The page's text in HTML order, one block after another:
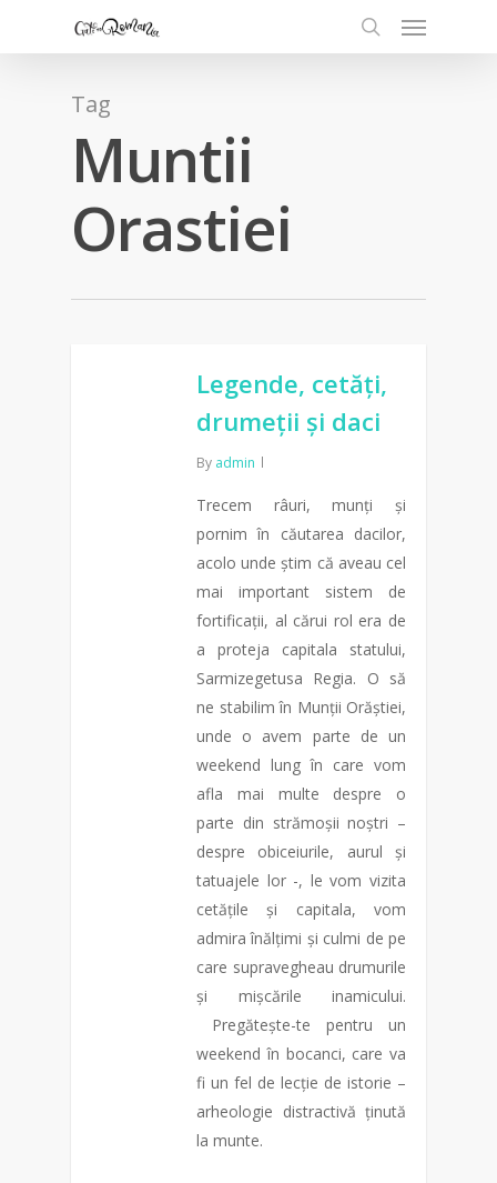
Tag
Muntii
Orastiei
Legende, cetăți,
drumeții și daci
By admin
Trecem râuri, munți și
pornim în căutarea dacilor,
acolo unde știm că aveau cel
mai important sistem de
fortificații, al cărui rol era de
a proteja capitala statului,
Sarmizegetusa Regia. O să
ne stabilim în Munții Orăștiei,
unde o avem parte de un
weekend lung în care vom
afla mai multe despre o
parte din strămoșii noștri –
despre obiceiurile, aurul și
tatuajele lor -, le vom vizita
cetățile și capitala, vom
admira înălțimi și culmi de pe
care supravegheau drumurile
și mișcările inamicului.
Pregătește-te pentru un
weekend în bocanci, care va
fi un fel de lecție de istorie –
arheologie distractivă ținută
la munte.